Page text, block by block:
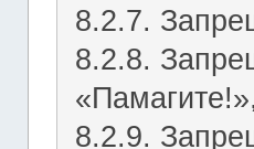
8.2.7.
8.2.8.
8.2.9.